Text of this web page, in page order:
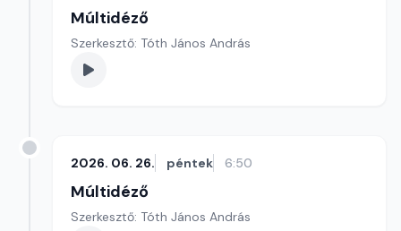
Múltidéző
Szerkesztő: Tóth János András
2026. 06. 26. péntek 6:50
Múltidéző
Szerkesztő: Tóth János András